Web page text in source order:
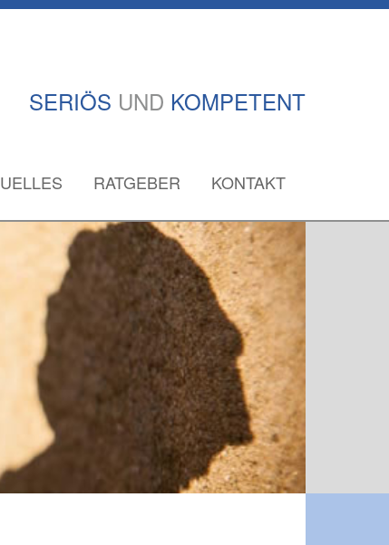
SERIÖS UND KOMPETENT
RATGEBER KONTAKT